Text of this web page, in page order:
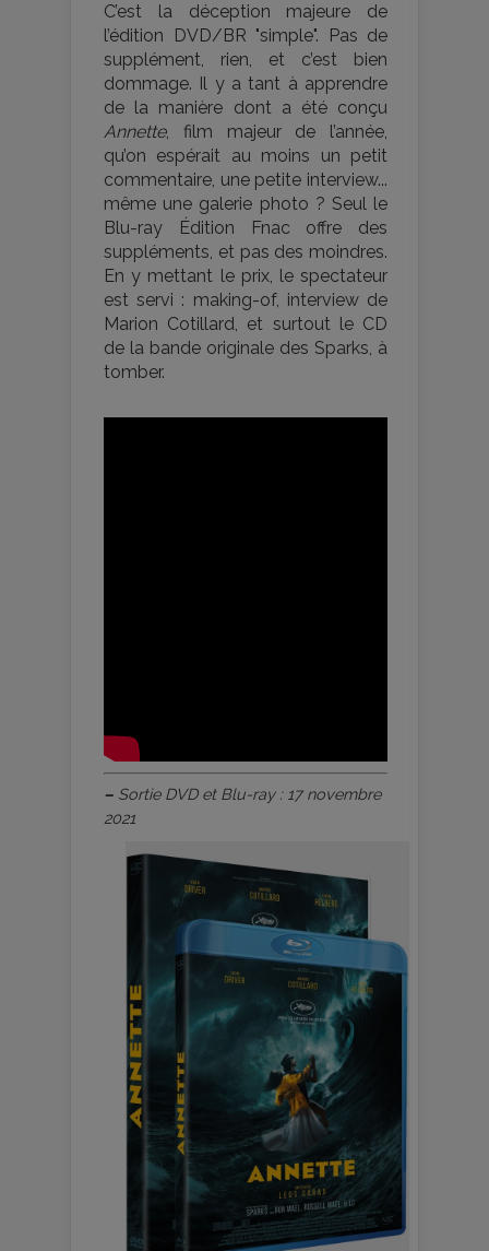
C’est la déception majeure de
l’édition DVD/BR "simple". Pas de
supplément, rien, et c’est bien
dommage. Il y a tant à apprendre
de la manière dont a été conçu
Annette, film majeur de l’année,
qu’on espérait au moins un petit
commentaire, une petite interview...
même une galerie photo ? Seul le
Blu-ray Édition Fnac offre des
suppléments, et pas des moindres.
En y mettant le prix, le spectateur
est servi : making-of, interview de
Marion Cotillard, et surtout le CD
de la bande originale des Sparks, à
tomber.
– Sortie DVD et Blu-ray : 17 novembre
2021